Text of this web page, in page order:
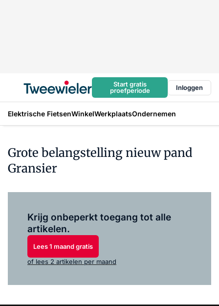
Start gratis
proefperiode
Inloggen
Elektrische FietsenWinkelWerkplaatsOndernemen
Grote belangstelling nieuw pand
Gransier
Krijg onbeperkt toegang tot alle
artikelen.
Lees 1 maand gratis
of lees 2 artikelen per maand